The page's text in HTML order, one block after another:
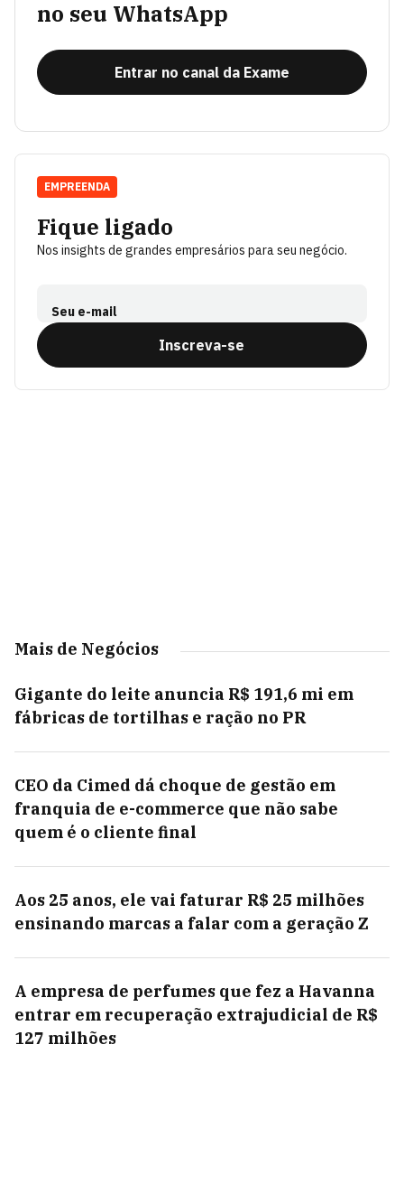
no seu WhatsApp
Entrar no canal da Exame
Fique ligado
Nos insights de grandes empresários para seu negócio.
Seu e-mail
Inscreva-se
EMPREENDA
Mais de Negócios
Gigante do leite anuncia R$ 191,6 mi em
fábricas de tortilhas e ração no PR
CEO da Cimed dá choque de gestão em
franquia de e-commerce que não sabe
quem é o cliente final
Aos 25 anos, ele vai faturar R$ 25 milhões
ensinando marcas a falar com a geração Z
A empresa de perfumes que fez a Havanna
entrar em recuperação extrajudicial de R$
127 milhões